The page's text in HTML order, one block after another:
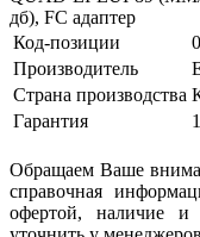
дб), FC адаптер
Код-позиции
Производитель
Страна производства
Гарантия
Обращаем Ваше
справочная
офертой, наличие и